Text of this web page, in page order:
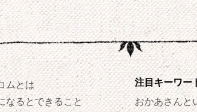
ムとは
なるとできること
注目キーワー
おかあさんと